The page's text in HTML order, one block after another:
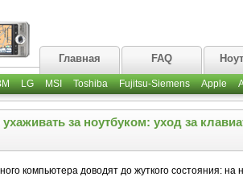
Главная FAQ
LG MSI Toshiba Fujitsu-Siemens Apple
за ноутбуком: уход за
компьютера доводят до жуткого состояния: